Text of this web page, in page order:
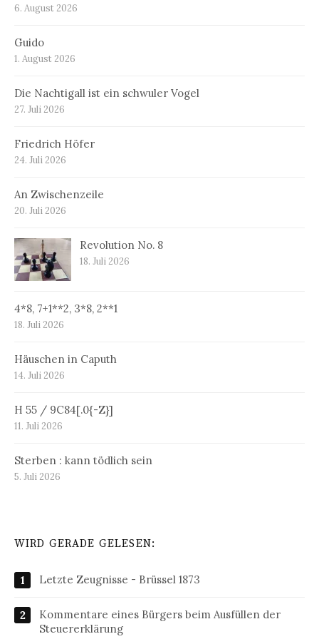
6. August 2026
Guido
1. August 2026
Die Nachtigall ist ein schwuler Vogel
27. Juli 2026
Friedrich Höfer
24. Juli 2026
An Zwischenzeile
20. Juli 2026
Revolution No. 8
18. Juli 2026
4*8, 7+1**2, 3*8, 2**1
18. Juli 2026
Häuschen in Caputh
14. Juli 2026
H 55 / 9C84[.0{-Z}]
11. Juli 2026
Sterben : kann tödlich sein
5. Juli 2026
WIRD GERADE GELESEN:
Letzte Zeugnisse - Brüssel 1873
Kommentare eines Bürgers beim Ausfüllen der
Steuererklärung